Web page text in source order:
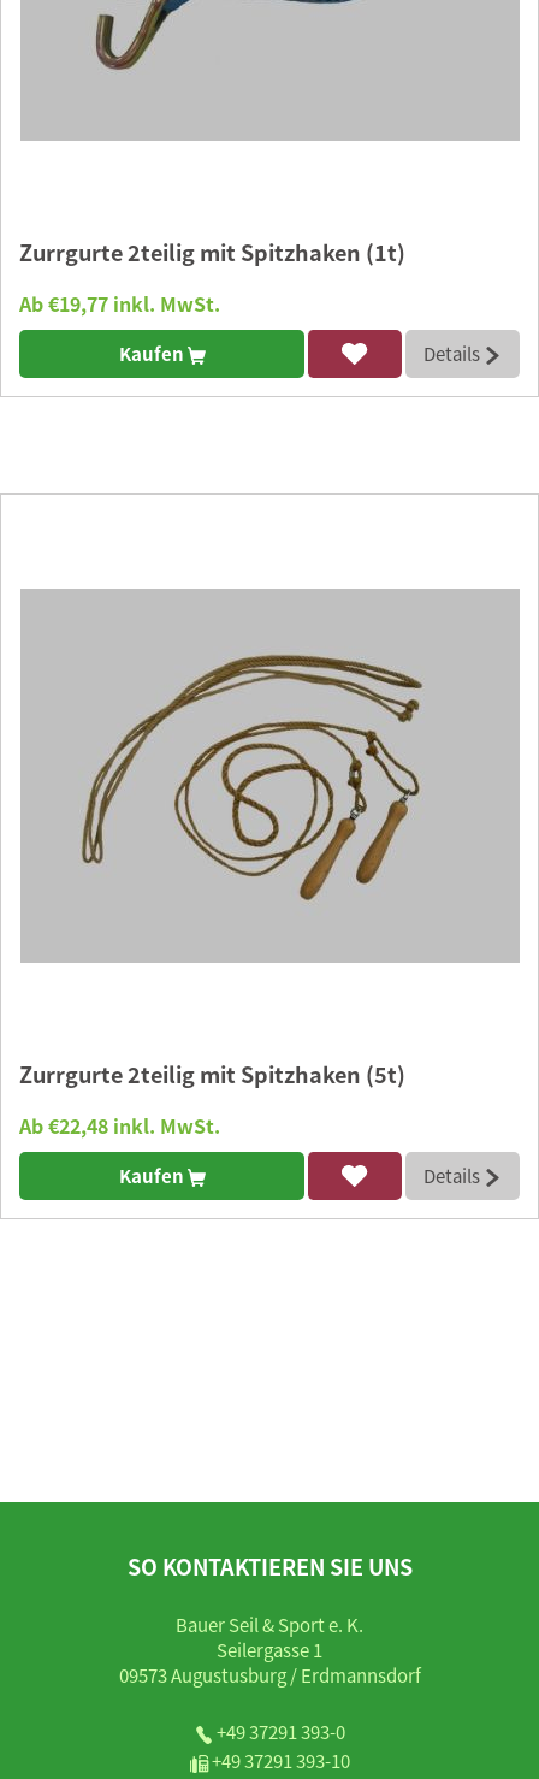
Zurrgurte 2teilig mit Spitzhaken (1t)
Ab €19,77 inkl. MwSt.
Kaufen Details
Zurrgurte 2teilig mit Spitzhaken (5t)
Ab €22,48 inkl. MwSt.
Kaufen Details
SO KONTAKTIEREN SIE UNS
Bauer Seil & Sport e. K.
Seilergasse 1
09573 Augustusburg / Erdmannsdorf
+49 37291 393-0
+49 37291 393-10